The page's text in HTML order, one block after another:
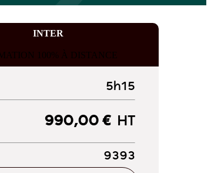
INTER
100% À DISTANCE
5h15
990,00 €HT
9393